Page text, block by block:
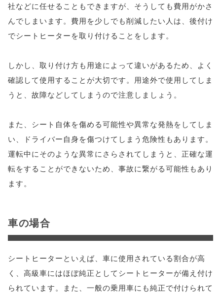
社などに任せることもできますが、そうしても費用がかさ
んでしまいます。費用を少しでも削減したい人は、後付け
でシートヒーターを取り付けることをします。
しかし、取り付け方も用途によって違いがあるため、よく
確認して使用することが大切です。用途外で使用してしま
うと、故障などしてしまうので注意しましょう。
また、シート自体を傷める可能性や異常な発熱をしてしま
い、ドライバー自身を傷つけてしまう危険性もあります。
運転中にそのような異常にさらされてしまうと、正確な運
転をすることができないため、事故に繋がる可能性もあり
ます。
車の場合
シートヒーターといえば、車に使用されている割合が高
く、高級車にはほぼ純正としてシートヒーターが備え付け
られています。また、一般の乗用車にも純正で付けられて